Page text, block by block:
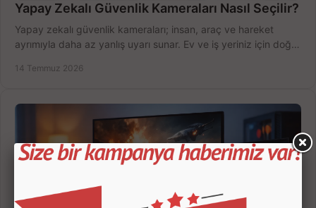
Yapay Zekalı Güvenlik Kameraları Nasıl Seçilir?
Yapay zekalı güvenlik kameraları; insan, araç ve hareket
ayrımıyla daha az yanlış uyarı sunar. Ev ve iş yeriniz için doğru
14 Temmuz 2026